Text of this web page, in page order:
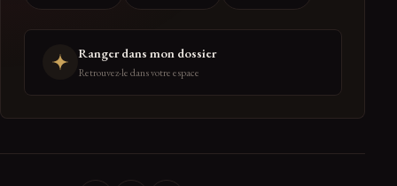
Ranger dans mon dossier
Retrouvez-le dans votre espace